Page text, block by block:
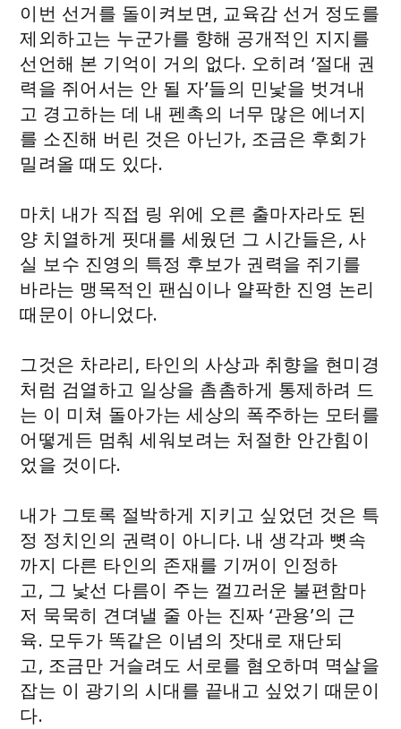
이번 선거를 돌이켜보면, 교육감 선거 정도를
제외하고는 누군가를 향해 공개적인 지지를
선언해 본 기억이 거의 없다. 오히려 ‘절대 권
력을 쥐어서는 안 될 자’들의 민낯을 벗겨내
고 경고하는 데 내 펜촉의 너무 많은 에너지
를 소진해 버린 것은 아닌가, 조금은 후회가
밀려올 때도 있다.
마치 내가 직접 링 위에 오른 출마자라도 된
양 치열하게 핏대를 세웠던 그 시간들은, 사
실 보수 진영의 특정 후보가 권력을 쥐기를
바라는 맹목적인 팬심이나 얄팍한 진영 논리
때문이 아니었다.
그것은 차라리, 타인의 사상과 취향을 현미경
처럼 검열하고 일상을 촘촘하게 통제하려 드
는 이 미쳐 돌아가는 세상의 폭주하는 모터를
어떻게든 멈춰 세워보려는 처절한 안간힘이
었을 것이다.
내가 그토록 절박하게 지키고 싶었던 것은 특
정 정치인의 권력이 아니다. 내 생각과 뼛속
까지 다른 타인의 존재를 기꺼이 인정하
고, 그 낯선 다름이 주는 껄끄러운 불편함마
저 묵묵히 견뎌낼 줄 아는 진짜 ‘관용’의 근
육. 모두가 똑같은 이념의 잣대로 재단되
고, 조금만 거슬려도 서로를 혐오하며 멱살을
잡는 이 광기의 시대를 끝내고 싶었기 때문이
다.